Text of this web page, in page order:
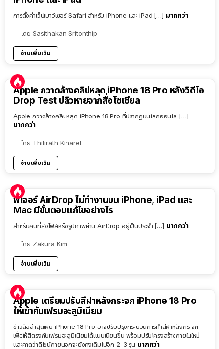
การตั้งค่าเว็ปเบาว์เซอร์ Safari สำหรับ iPhone และ iPad […] มากกว่า
โดย Sasithakan Sritonthip
อ่านเพิ่มเติม
Apple กวาดล้างคลิปหลุด iPhone 18 Pro หลังวิดีโอ
Drop Test ปลิวหายจากสื่อโซเชียล
Apple กวาดล้างคลิปหลุด iPhone 18 Pro ที่ปรากฏบนโลกออนไล […]
มากกว่า
โดย Thitirath Kinaret
อ่านเพิ่มเติม
ฟีเจอร์ AirDrop ไม่ทำงานบน iPhone, iPad และ
Mac มีขั้นตอนแก้ไขอย่างไร
สำหรับคนที่ส่งไฟล์หรือรูปภาพผ่าน AirDrop อยู่เป็นประจำ […] มากกว่า
โดย Zakura Kim
อ่านเพิ่มเติม
Apple เตรียมปรับสีฝาหลังกระจก iPhone 18 Pro
ให้เข้ากับเฟรมอะลูมิเนียม
ข่าวลือล่าสุดเผย iPhone 18 Pro อาจปรับปรุงกระบวนการทำสีฝาหลังกระจก
เพื่อให้สีตรงกับเฟรมอะลูมิเนียมได้แนบเนียนขึ้น พร้อมปรับโครงสร้างภายในใหม่
และคาดว่าดีไซน์ภายนอกจะยังคงเดิมไปอีก 2-3 รุ่น มากกว่า